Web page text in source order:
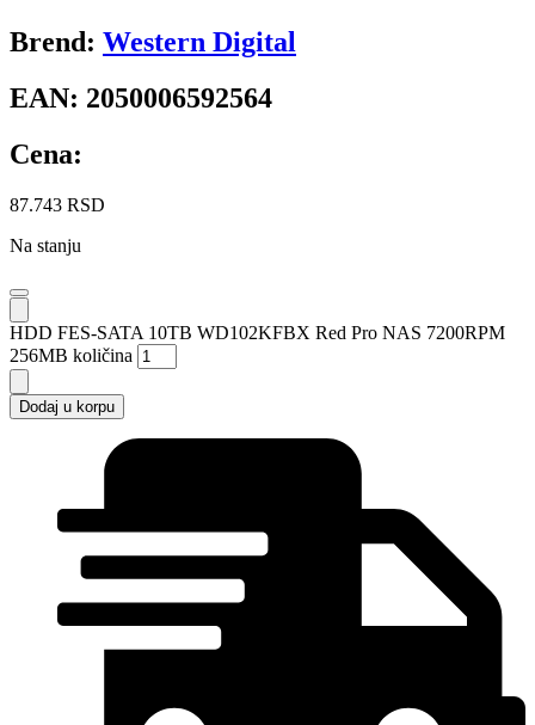
Brend: Western Digital
EAN: 2050006592564
Cena:
87.743 RSD
Na stanju
HDD FES-SATA 10TB WD102KFBX Red Pro NAS 7200RPM
256MB količina
Dodaj u korpu